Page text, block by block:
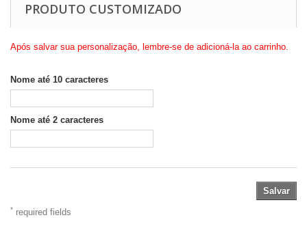
PRODUTO CUSTOMIZADO
Após salvar sua personalização, lembre-se de adicioná-la ao carrinho.
Nome até 10 caracteres
Nome até 2 caracteres
Salvar
* required fields